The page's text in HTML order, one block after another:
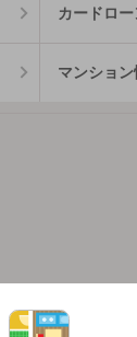
カードロー
マンション